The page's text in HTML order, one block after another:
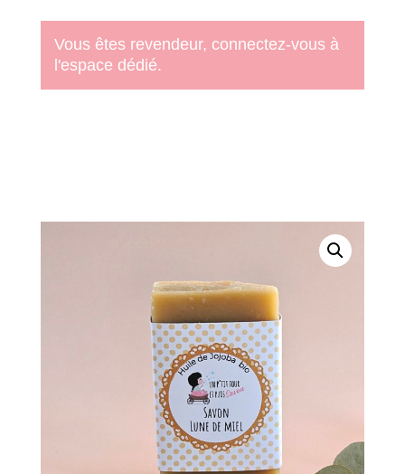
Vous êtes revendeur, connectez-vous à
l'espace dédié.